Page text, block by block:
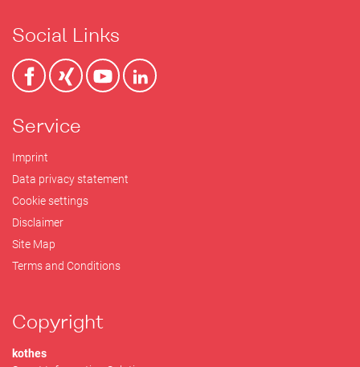
Copyright
kothes
Social Links
Service
Imprint
Data privacy statement
Cookie settings
Disclaimer
Site Map
Terms and Conditions